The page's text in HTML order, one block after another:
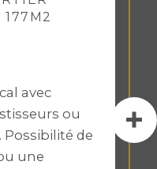
177M2
avec
ou
Possibilité de
une